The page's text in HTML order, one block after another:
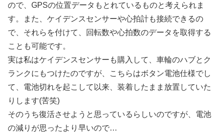
ので、GPSの位置データもとれているものと考えられま
す。また、ケイデンスセンサーや心拍計も接続できるの
で、それらを付けて、回転数や心拍数のデータを取得する
ことも可能です。
実は私はケイデンスセンサーも購入して、車輪のハブとク
ランクにもつけたのですが、こちらはボタン電池仕様でし
て、電池切れを起こして以来、装着したまま放置していた
りします(苦笑)
そのうち復活させようと思っているらしいのですが、電池
の減りが思ったより早いので…